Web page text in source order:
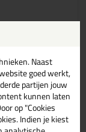
Koop
Naast
goed werkt,
partijen jouw
kunnen laten
op "Cookies
Indien je kiest